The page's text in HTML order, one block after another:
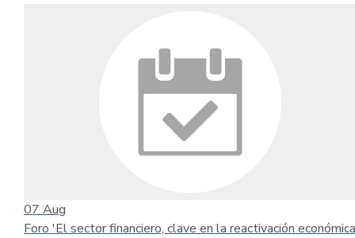
07 Aug
Foro 'El sector financiero, clave en la reactivación